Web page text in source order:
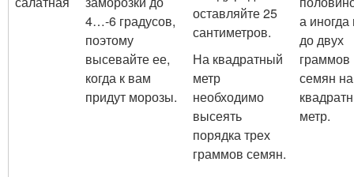
4…-6 градусов,
поэтому
высевайте ее,
когда к вам
придут морозы.
оставляйте 25
сантиметров.
На квадратный
метр
необходимо
высеять
порядка трех
граммов семян.
а иногда
до двух
граммов
семян на
метр.